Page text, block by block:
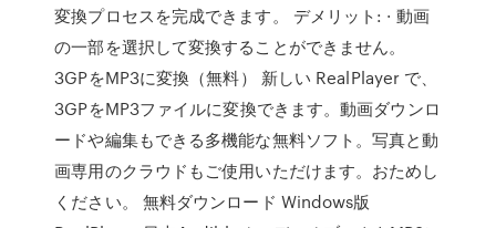
変換プロセスを完成できます。 デメリット: · 動画
の一部を選択して変換することができません。
3GPをMP3に変換（無料） 新しい RealPlayer で、
3GPをMP3ファイルに変換できます。動画ダウンロ
ードや編集もできる多機能な無料ソフト。写真と動
画専用のクラウドもご使用いただけます。おためし
ください。 無料ダウンロード Windows版